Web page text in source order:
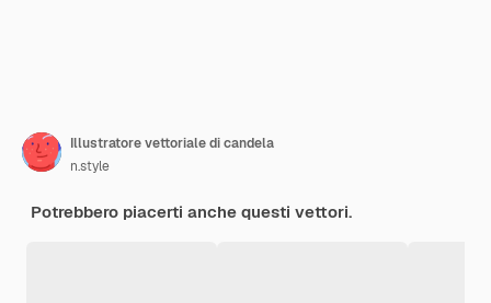
Illustratore vettoriale di candela
n.style
Potrebbero piacerti anche questi vettori.